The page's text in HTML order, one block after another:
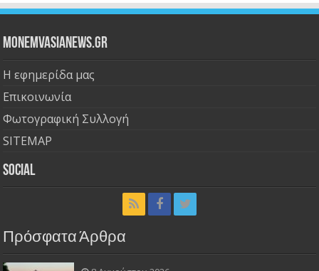
Monemvasianews.gr
Η εφημερίδα μας
Επικοινωνία
Φωτογραφική Συλλογή
SITEMAP
Social
Πρόσφατα Άρθρα